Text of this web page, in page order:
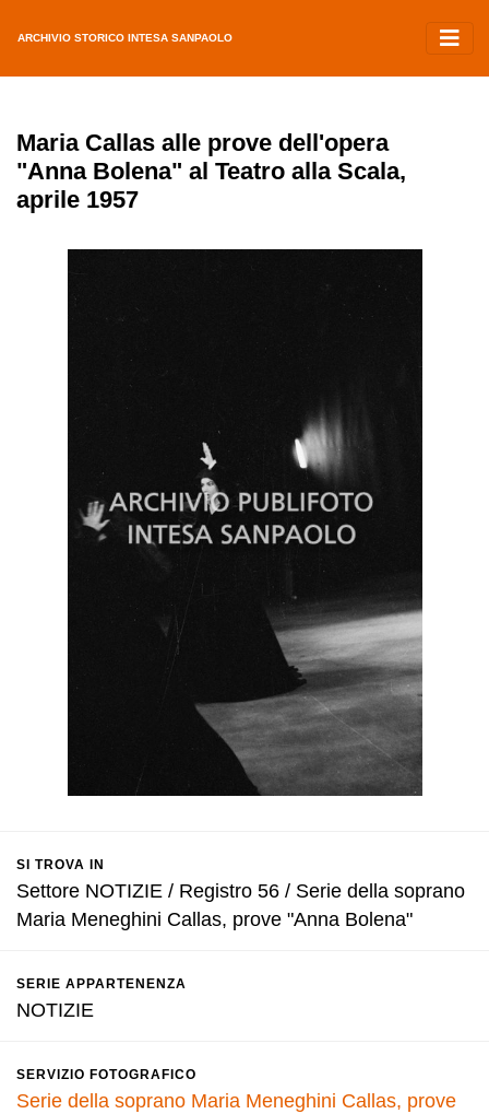
ARCHIVIO STORICO INTESA SANPAOLO
Maria Callas alle prove dell'opera
"Anna Bolena" al Teatro alla Scala,
aprile 1957
SI TROVA IN
Settore NOTIZIE / Registro 56 / Serie della soprano
Maria Meneghini Callas, prove "Anna Bolena"
SERIE APPARTENENZA
NOTIZIE
SERVIZIO FOTOGRAFICO
Serie della soprano Maria Meneghini Callas, prove